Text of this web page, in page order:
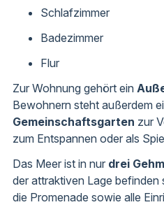
Schlafzimmer
Badezimmer
Flur
Zur Wohnung gehört ein
Bewohnern steht außerdem
Gemeinschaftsgarten zur
zum Entspannen oder als
Das Meer ist in nur drei
der attraktiven Lage befinden
die Promenade sowie alle